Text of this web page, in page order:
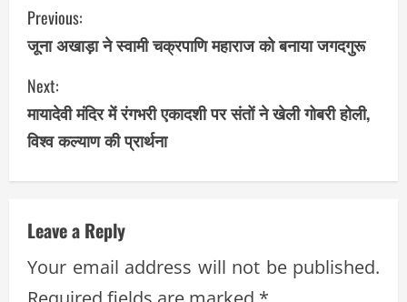
C
o
n
t
i
n
u
e
Previous:
जूना अखाड़ा ने स्वामी चक्रपाणि महाराज को बनाया जगदगुरू
Next:
मायादेवी मंदिर में रंगभरी एकादशी पर संतों ने खेली गोबरी होली,
विश्व कल्याण की प्रार्थना
Leave a Reply
Your email address will not be published.